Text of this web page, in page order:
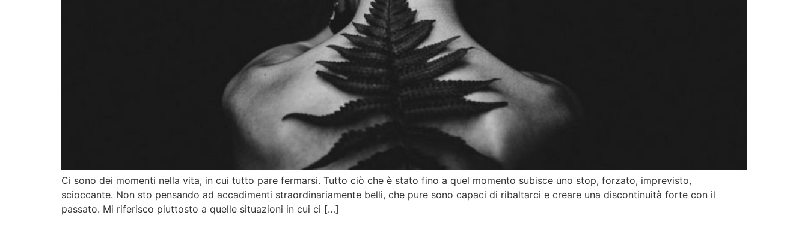
Ci sono dei momenti nella vita, in cui tutto pare fermarsi. Tutto ciò che è stato fino a quel momento subisce uno stop, forzato, imprevisto,
scioccante. Non sto pensando ad accadimenti straordinariamente belli, che pure sono capaci di ribaltarci e creare una discontinuità forte con il
passato. Mi riferisco piuttosto a quelle situazioni in cui ci […]